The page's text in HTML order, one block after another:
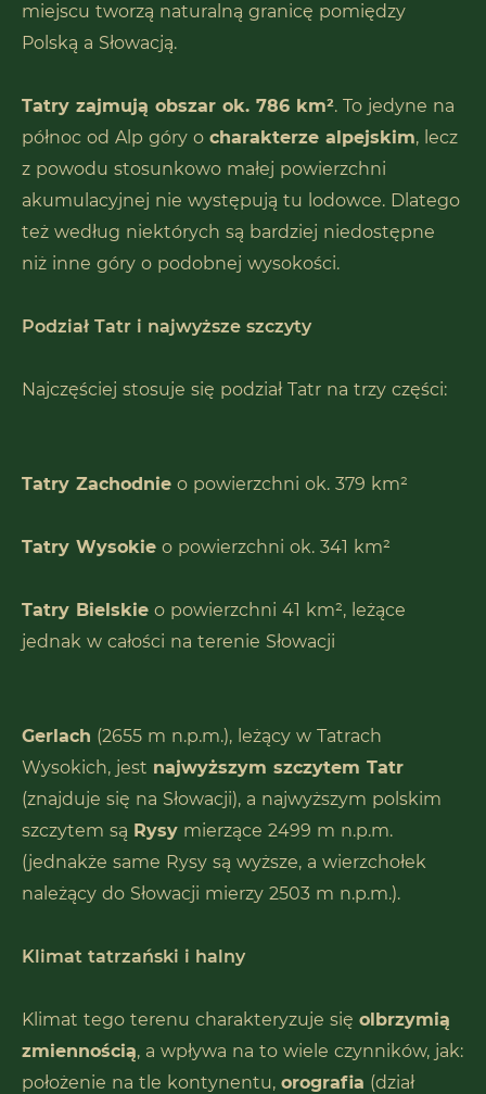
miejscu tworzą naturalną granicę pomiędzy
Polską a Słowacją.
Tatry zajmują obszar ok. 786 km². To jedyne na
północ od Alp góry o charakterze alpejskim, lecz
z powodu stosunkowo małej powierzchni
akumulacyjnej nie występują tu lodowce. Dlatego
też według niektórych są bardziej niedostępne
niż inne góry o podobnej wysokości.
Podział Tatr i najwyższe szczyty
Najczęściej stosuje się podział Tatr na trzy części:
Tatry Zachodnie o powierzchni ok. 379 km²
Tatry Wysokie o powierzchni ok. 341 km²
Tatry Bielskie o powierzchni 41 km², leżące
jednak w całości na terenie Słowacji
Gerlach (2655 m n.p.m.), leżący w Tatrach
Wysokich, jest najwyższym szczytem Tatr
(znajduje się na Słowacji), a najwyższym polskim
szczytem są Rysy mierzące 2499 m n.p.m.
(jednakże same Rysy są wyższe, a wierzchołek
należący do Słowacji mierzy 2503 m n.p.m.).
Klimat tatrzański i halny
Klimat tego terenu charakteryzuje się olbrzymią
zmiennością, a wpływa na to wiele czynników, jak:
położenie na tle kontynentu, orografia (dział